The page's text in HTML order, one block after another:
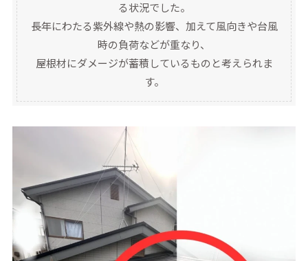
る状況でした。
長年にわたる紫外線や熱の影響、加えて風向きや台風
時の負荷などが重なり、
屋根材にダメージが蓄積しているものと考えられま
す。